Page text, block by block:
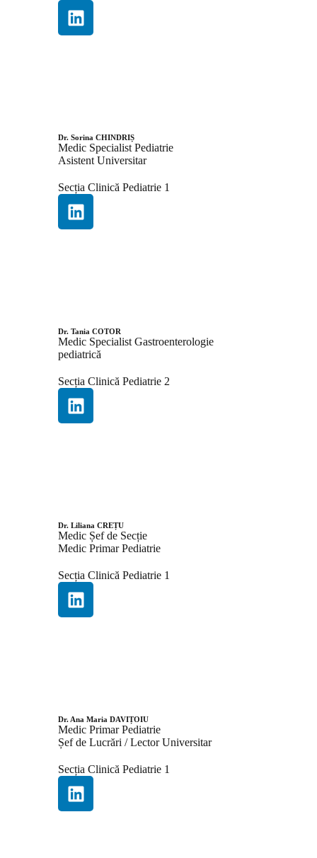
Dr. Sorina CHINDRIȘ
Medic Specialist Pediatrie
Asistent Universitar
Secția Clinică Pediatrie 1
Dr. Tania COTOR
Medic Specialist Gastroenterologie
pediatrică
Secția Clinică Pediatrie 2
Dr. Liliana CREȚU
Medic Șef de Secție
Medic Primar Pediatrie
Secția Clinică Pediatrie 1
Dr. Ana Maria DAVIȚOIU
Medic Primar Pediatrie
Șef de Lucrări / Lector Universitar
Secția Clinică Pediatrie 1